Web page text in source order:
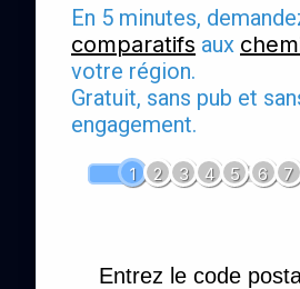
En 5 minutes,
comparatifs aux
votre région.
Gratuit, sans pub et
engagement.
1 2 3 4 5 6 7
Entrez le code